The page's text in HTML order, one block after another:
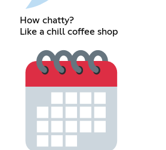
How chatty?
Like a chill coffee shop